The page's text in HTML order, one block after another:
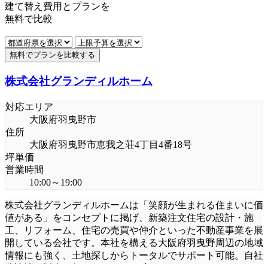
建て替え 費用 とプランを
無料で比較
無料でプランを比較する
株式会社グランディルホーム
対応エリア
大阪府羽曳野市
住所
大阪府羽曳野市恵我之荘4丁目4番18号
坪単価
営業時間
10:00～19:00
株式会社グランディルホームは「笑顔が生まれる住まいに価
値がある」をコンセプトに掲げ、新築注文住宅の設計・施
工、リフォーム、住宅の売買や仲介といった不動産事業を展
開している会社です。本社を構える大阪府羽曳野周辺の地域
情報にも強く、土地探しからトータルでサポート可能。自社